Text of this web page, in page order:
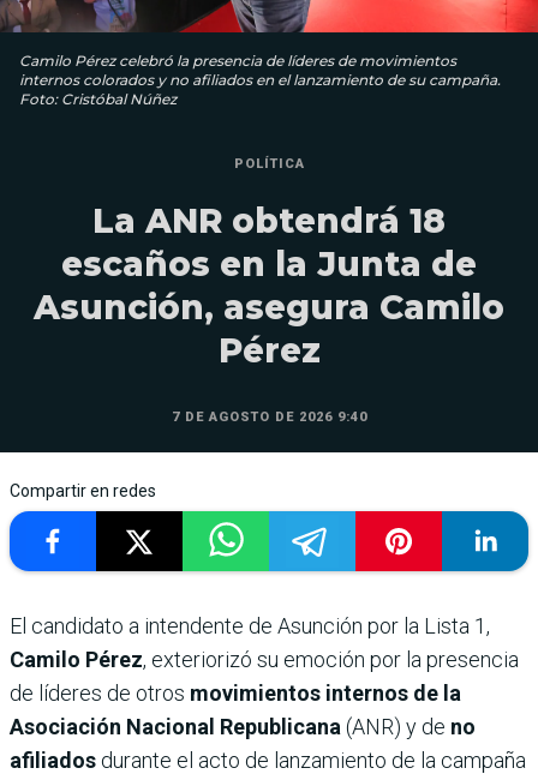
Camilo Pérez celebró la presencia de líderes de movimientos
internos colorados y no afiliados en el lanzamiento de su campaña.
Foto: Cristóbal Núñez
POLÍTICA
La ANR obtendrá 18
escaños en la Junta de
Asunción, asegura Camilo
Pérez
7 DE AGOSTO DE 2026 9:40
Compartir en redes
El candidato a intendente de Asunción por la Lista 1,
Camilo Pérez, exteriorizó su emoción por la presencia
de líderes de otros movimientos internos de la
Asociación Nacional Republicana (ANR) y de no
afiliados durante el acto de lanzamiento de la campaña